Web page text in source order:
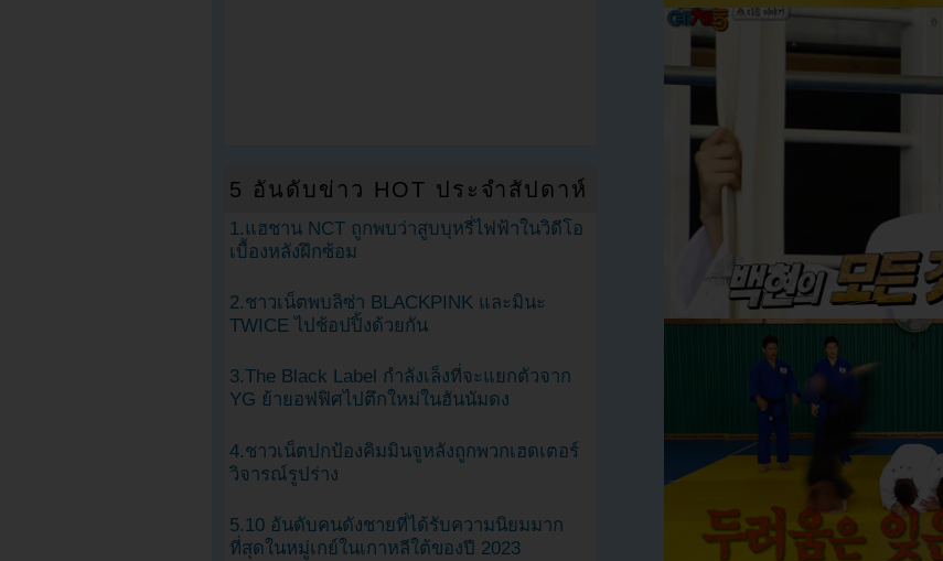
5 อันดับข่าว HOT ประจำสัปดาห์
1.แฮชาน NCT ถูกพบว่าสูบบุหรี่ไฟฟ้าในวิดีโอ
เบื้องหลังฝึกซ้อม
2.ชาวเน็ตพบลิซ่า BLACKPINK และมินะ
TWICE ไปช้อปปิ้งด้วยกัน
3.The Black Label กำลังเล็งที่จะแยกตัวจาก
YG ย้ายอฟฟิศไปตึกใหม่ในฮันนัมดง
4.ชาวเน็ตปกป้องคิมมินจูหลังถูกพวกเฮดเตอร์
วิจารณ์รูปร่าง
5.10 อันดับคนดังชายที่ได้รับความนิยมมาก
ที่สุดในหมู่เกย์ในเกาหลีใต้ของปี 2023